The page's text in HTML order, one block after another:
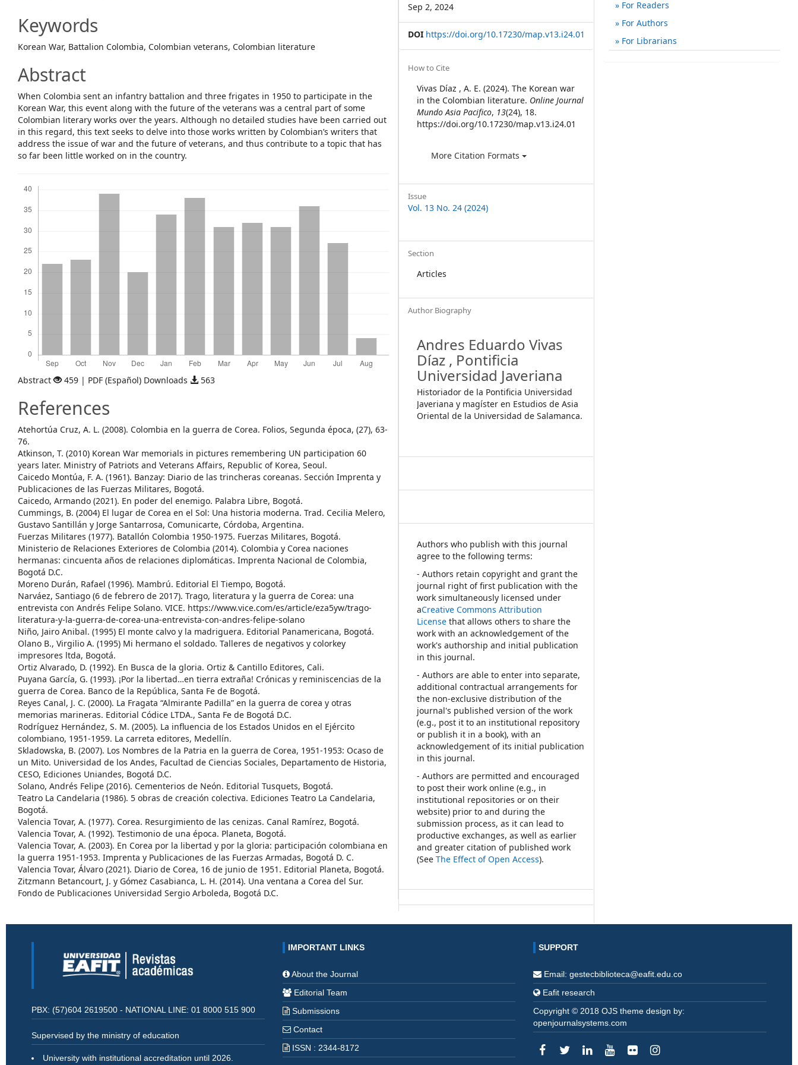
Keywords
Korean War, Battalion Colombia, Colombian veterans, Colombian literature
Abstract
When Colombia sent an infantry battalion and three frigates in 1950 to participate in the
Korean War, this event along with the future of the veterans was a central part of some
Colombian literary works over the years. Although no detailed studies have been carried out
in this regard, this text seeks to delve into those works written by Colombian’s writers that
address the issue of war and the future of veterans, and thus contribute to a topic that has
so far been little worked on in the country.
Abstract 459 | PDF (Español) Downloads 563
References
Atehortúa Cruz, A. L. (2008). Colombia en la guerra de Corea. Folios, Segunda época, (27), 63-
76.
Atkinson, T. (2010) Korean War memorials in pictures remembering UN participation 60
years later. Ministry of Patriots and Veterans Affairs, Republic of Korea, Seoul.
Caicedo Montúa, F. A. (1961). Banzay: Diario de las trincheras coreanas. Sección Imprenta y
Publicaciones de las Fuerzas Militares, Bogotá.
Caicedo, Armando (2021). En poder del enemigo. Palabra Libre, Bogotá.
Cummings, B. (2004) El lugar de Corea en el Sol: Una historia moderna. Trad. Cecilia Melero,
Gustavo Santillán y Jorge Santarrosa, Comunicarte, Córdoba, Argentina.
Fuerzas Militares (1977). Batallón Colombia 1950-1975. Fuerzas Militares, Bogotá.
Ministerio de Relaciones Exteriores de Colombia (2014). Colombia y Corea naciones
hermanas: cincuenta años de relaciones diplomáticas. Imprenta Nacional de Colombia,
Bogotá D.C.
Moreno Durán, Rafael (1996). Mambrú. Editorial El Tiempo, Bogotá.
Narváez, Santiago (6 de febrero de 2017). Trago, literatura y la guerra de Corea: una
entrevista con Andrés Felipe Solano. VICE. https://www.vice.com/es/article/eza5yw/trago-
literatura-y-la-guerra-de-corea-una-entrevista-con-andres-felipe-solano
Niño, Jairo Anibal. (1995) El monte calvo y la madriguera. Editorial Panamericana, Bogotá.
Olano B., Virgilio A. (1995) Mi hermano el soldado. Talleres de negativos y colorkey
impresores ltda, Bogotá.
Ortiz Alvarado, D. (1992). En Busca de la gloria. Ortiz & Cantillo Editores, Cali.
Puyana García, G. (1993). ¡Por la libertad…en tierra extraña! Crónicas y reminiscencias de la
guerra de Corea. Banco de la República, Santa Fe de Bogotá.
Reyes Canal, J. C. (2000). La Fragata “Almirante Padilla” en la guerra de corea y otras
memorias marineras. Editorial Códice LTDA., Santa Fe de Bogotá D.C.
Rodríguez Hernández, S. M. (2005). La influencia de los Estados Unidos en el Ejército
colombiano, 1951-1959. La carreta editores, Medellín.
Skladowska, B. (2007). Los Nombres de la Patria en la guerra de Corea, 1951-1953: Ocaso de
un Mito. Universidad de los Andes, Facultad de Ciencias Sociales, Departamento de Historia,
CESO, Ediciones Uniandes, Bogotá D.C.
Solano, Andrés Felipe (2016). Cementerios de Neón. Editorial Tusquets, Bogotá.
Teatro La Candelaria (1986). 5 obras de creación colectiva. Ediciones Teatro La Candelaria,
Bogotá.
Valencia Tovar, A. (1977). Corea. Resurgimiento de las cenizas. Canal Ramírez, Bogotá.
Valencia Tovar, A. (1992). Testimonio de una época. Planeta, Bogotá.
Valencia Tovar, A. (2003). En Corea por la libertad y por la gloria: participación colombiana en
la guerra 1951-1953. Imprenta y Publicaciones de las Fuerzas Armadas, Bogotá D. C.
Valencia Tovar, Álvaro (2021). Diario de Corea, 16 de junio de 1951. Editorial Planeta, Bogotá.
Zitzmann Betancourt, J. y Gómez Casabianca, L. H. (2014). Una ventana a Corea del Sur.
Fondo de Publicaciones Universidad Sergio Arboleda, Bogotá D.C.
Sep 2, 2024
DOI https://doi.org/10.17230/map.v13.i24.01
Article
Details
How to Cite
Vivas Díaz , A. E. (2024). The Korean war
in the Colombian literature. Online Journal
Mundo Asia Pacifico, 13(24), 18.
https://doi.org/10.17230/map.v13.i24.01
More Citation Formats
Issue
Vol. 13 No. 24 (2024)
Section
Articles
Author Biography
Andres Eduardo Vivas
Díaz , Pontificia
Universidad Javeriana
Historiador de la Pontificia Universidad
Javeriana y magíster en Estudios de Asia
Oriental de la Universidad de Salamanca.
Authors who publish with this journal
agree to the following terms:
- Authors retain copyright and grant the
journal right of first publication with the
work simultaneously licensed under
aCreative Commons Attribution
License that allows others to share the
work with an acknowledgement of the
work's authorship and initial publication
in this journal.
- Authors are able to enter into separate,
additional contractual arrangements for
the non-exclusive distribution of the
journal's published version of the work
(e.g., post it to an institutional repository
or publish it in a book), with an
acknowledgement of its initial publication
in this journal.
- Authors are permitted and encouraged
to post their work online (e.g., in
institutional repositories or on their
website) prior to and during the
submission process, as it can lead to
productive exchanges, as well as earlier
and greater citation of published work
(SeeThe Effect of Open Access).
For Readers
For Authors
For Librarians
PBX: (57)604 2619500 - NATIONAL LINE: 01 8000 515 900
Supervised by the ministry of education
University with institutional accreditation until 2026.
IMPORTANT LINKS
About the Journal
Editorial Team
Submissions
Contact
ISSN : 2344-8172
SUPPORT
Email: gestecbiblioteca@eafit.edu.co
Eafit research
Copyright © 2018 OJS theme design by:
openjournalsystems.com